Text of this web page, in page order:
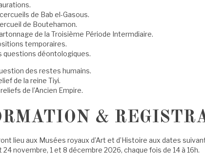
de Bab el-Gasous.
de Boutehamon.
de la Troisième Période Intermdiaire.
temporaires.
questions déontologiques.
des restes humains.
de la reine Tiyi.
de l’Ancien Empire.
&
lieu aux Musées royaux d’Art et d’Histoire aux dates
24 novembre, 1 et 8 décembre 2026, chaque fois de 14 à 16h.